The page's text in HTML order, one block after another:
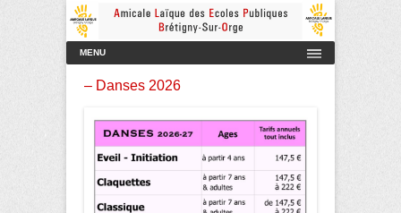
AmicaleLaiqueBretigny
Amicale Laïque des Ecoles Publiques de Brétigny-sur-Orge
Menu principal
Aller au contenu
MENU
– Danses 2026